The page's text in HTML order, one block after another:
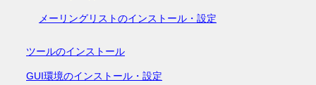
メーリングリストのインストール・設定
ツールのインストール
GUI環境のインストール・設定